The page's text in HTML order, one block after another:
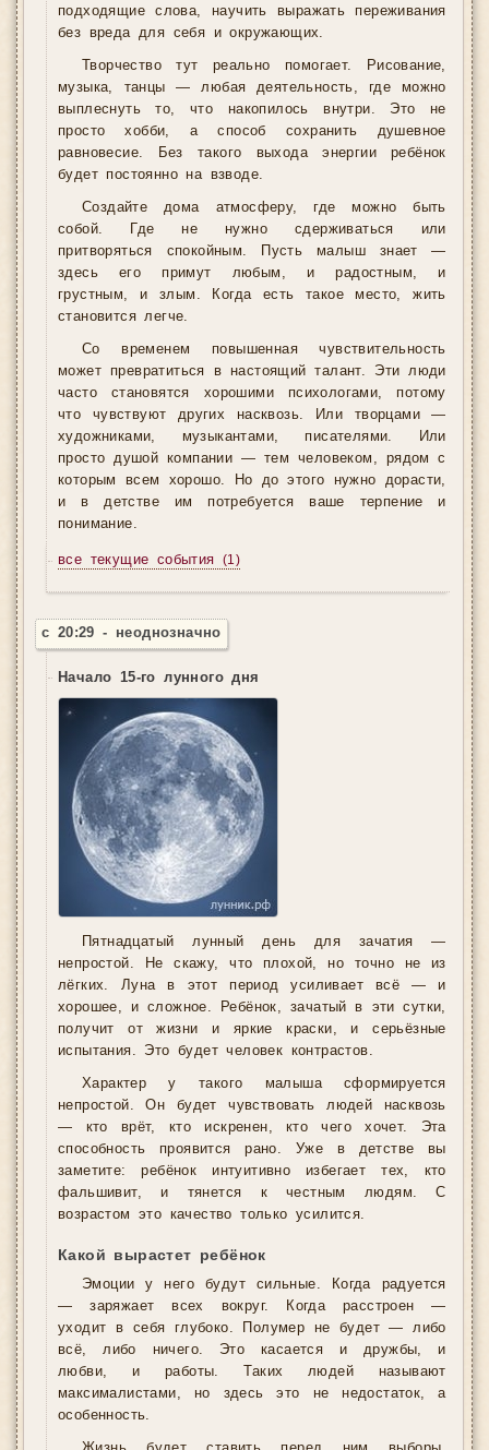
подходящие слова, научить выражать переживания
без вреда для себя и окружающих.
Творчество тут реально помогает. Рисование,
музыка, танцы — любая деятельность, где можно
выплеснуть то, что накопилось внутри. Это не
просто хобби, а способ сохранить душевное
равновесие. Без такого выхода энергии ребёнок
будет постоянно на взводе.
Создайте дома атмосферу, где можно быть
собой. Где не нужно сдерживаться или
притворяться спокойным. Пусть малыш знает —
здесь его примут любым, и радостным, и
грустным, и злым. Когда есть такое место, жить
становится легче.
Со временем повышенная чувствительность
может превратиться в настоящий талант. Эти люди
часто становятся хорошими психологами, потому
что чувствуют других насквозь. Или творцами —
художниками, музыкантами, писателями. Или
просто душой компании — тем человеком, рядом с
которым всем хорошо. Но до этого нужно дорасти,
и в детстве им потребуется ваше терпение и
понимание.
все текущие события (1)
с 20:29 - неоднозначно
Начало 15-го лунного дня
Пятнадцатый лунный день для зачатия —
непростой. Не скажу, что плохой, но точно не из
лёгких. Луна в этот период усиливает всё — и
хорошее, и сложное. Ребёнок, зачатый в эти сутки,
получит от жизни и яркие краски, и серьёзные
испытания. Это будет человек контрастов.
Характер у такого малыша сформируется
непростой. Он будет чувствовать людей насквозь
— кто врёт, кто искренен, кто чего хочет. Эта
способность проявится рано. Уже в детстве вы
заметите: ребёнок интуитивно избегает тех, кто
фальшивит, и тянется к честным людям. С
возрастом это качество только усилится.
Какой вырастет ребёнок
Эмоции у него будут сильные. Когда радуется
— заряжает всех вокруг. Когда расстроен —
уходит в себя глубоко. Полумер не будет — либо
всё, либо ничего. Это касается и дружбы, и
любви, и работы. Таких людей называют
максималистами, но здесь это не недостаток, а
особенность.